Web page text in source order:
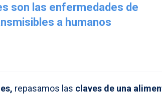
son las enfermedades de
a humanos
repasamos las claves de una